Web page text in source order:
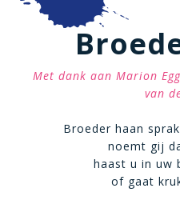
Met dank aan Marion
van
Broeder haan
noemt gij
haast u in uw
of gaat